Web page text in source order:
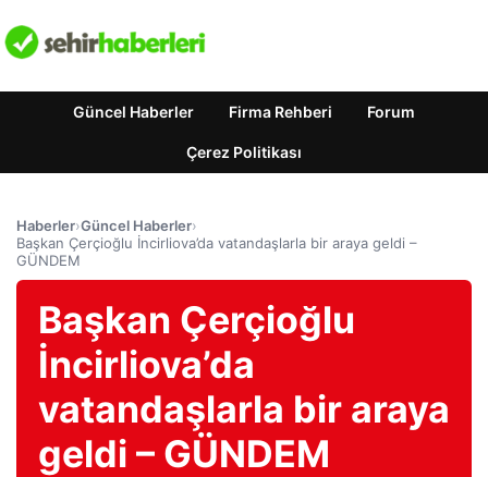
Güncel Haberler Firma Rehberi Forum
Çerez Politikası
Haberler›Güncel Haberler›
Başkan Çerçioğlu İncirliova’da vatandaşlarla bir araya geldi –
GÜNDEM
Başkan Çerçioğlu
İncirliova’da
vatandaşlarla bir araya
geldi – GÜNDEM